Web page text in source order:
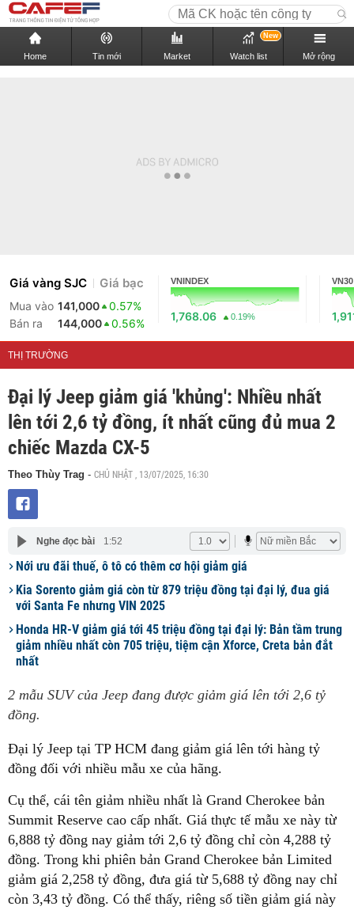
Home Tin mới Market Watch list
New
Mở rộng
Giá vàng SJC Giá bạc
Mua vào 141,000
0.57%
Bán ra
144,000 0.56%
VNINDEX
1,768.06 0.19%
VN30
THỊ TRƯỜNG
Đại lý Jeep giảm giá 'khủng': Nhiều nhất
lên tới 2,6 tỷ đồng, ít nhất cũng đủ mua 2
chiếc Mazda CX-5
Theo Thùy Trag - CHỦ NHẬT , 13/07/2025, 16:30
Nghe đọc bài 1:52
Nới ưu đãi thuế, ô tô có thêm cơ hội giảm giá
Kia Sorento giảm giá còn từ 879 triệu đồng tại đại lý, đua giá
với Santa Fe nhưng VIN 2025
Honda HR-V giảm giá tới 45 triệu đồng tại đại lý: Bản tầm trung
giảm nhiều nhất còn 705 triệu, tiệm cận Xforce, Creta bản đắt
nhất
2 mẫu SUV của Jeep đang được giảm giá lên tới 2,6 tỷ
đồng.
Đại lý Jeep tại TP HCM đang giảm giá lên tới hàng tỷ
đồng đối với nhiều mẫu xe của hãng.
Cụ thể, cái tên giảm nhiều nhất là Grand Cherokee bản
Summit Reserve cao cấp nhất. Giá thực tế mẫu xe này từ
6,888 tỷ đồng nay giảm tới 2,6 tỷ đồng chỉ còn 4,288 tỷ
đồng. Trong khi phiên bản Grand Cherokee bản Limited
giảm giá 2,258 tỷ đồng, đưa giá từ 5,688 tỷ đồng nay chỉ
còn 3,43 tỷ đồng. Có thể thấy, riêng số tiền giảm giá này